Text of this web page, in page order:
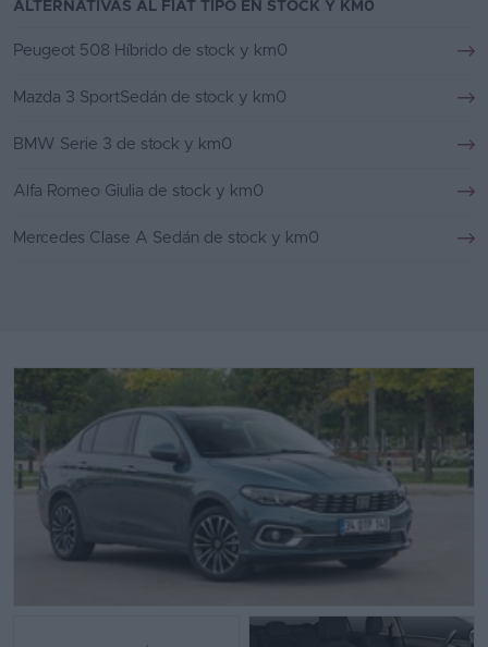
ALTERNATIVAS AL FIAT TIPO EN STOCK Y KM0
Peugeot 508 Híbrido de stock y km0
Mazda 3 SportSedán de stock y km0
BMW Serie 3 de stock y km0
Alfa Romeo Giulia de stock y km0
Mercedes Clase A Sedán de stock y km0